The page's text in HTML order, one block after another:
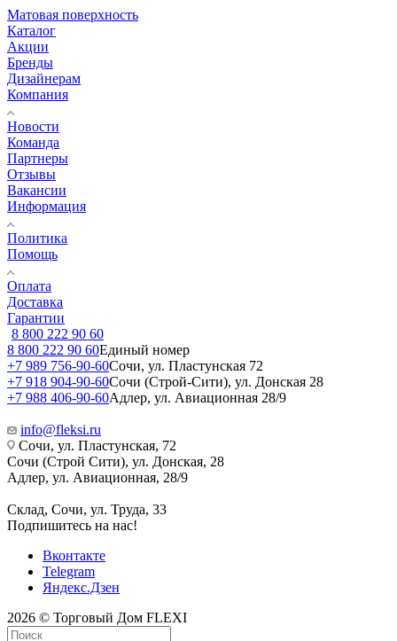
Матовая поверхность
Каталог
Акции
Бренды
Дизайнерам
Компания
Новости
Команда
Партнеры
Отзывы
Вакансии
Информация
Политика
Помощь
Оплата
Доставка
Гарантии
8 800 222 90 60
8 800 222 90 60Единый номер
+7 989 756-90-60Сочи, ул. Пластунская 72
+7 918 904-90-60Сочи (Строй-Сити), ул. Донская 28
+7 988 406-90-60Адлер, ул. Авиационная 28/9
info@fleksi.ru
Сочи, ул. Пластунская, 72
Сочи (Строй Сити), ул. Донская, 28
Адлер, ул. Авиационная, 28/9
Склад, Сочи, ул. Труда, 33
Подпишитесь на нас!
Вконтакте
Telegram
Яндекс.Дзен
2026 © Торговый Дом FLEXI